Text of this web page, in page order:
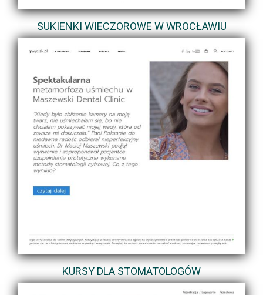
SUKIENKI WIECZOROWE W WROCŁAWIU
KURSY DLA STOMATOLOGÓW